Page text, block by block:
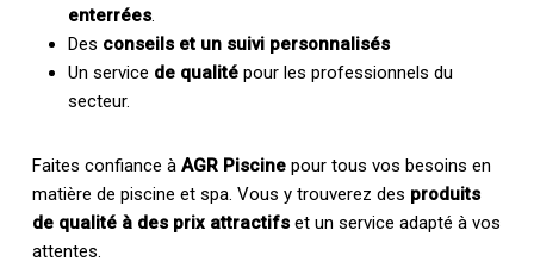
enterrées.
Des conseils et un suivi personnalisés
Un service de qualitépour les professionnels du
secteur.
Faites confiance à AGR Piscinepour tous vos besoins en
matière de piscine et spa. Vous y trouverez des produits
de qualité à des prix attractifset un service adapté à vos
attentes.